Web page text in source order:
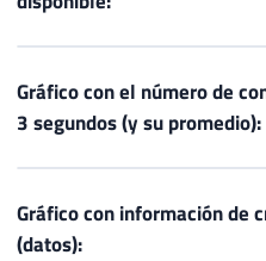
Gráfico con el número de
3 segundos (y su promedio):
Gráfico con información de
(datos):